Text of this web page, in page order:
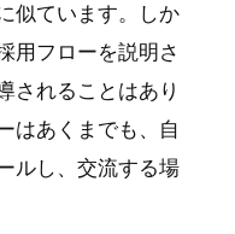
似ています。しか
用フローを説明さ
されることはあり
はあくまでも、自
ルし、交流する場